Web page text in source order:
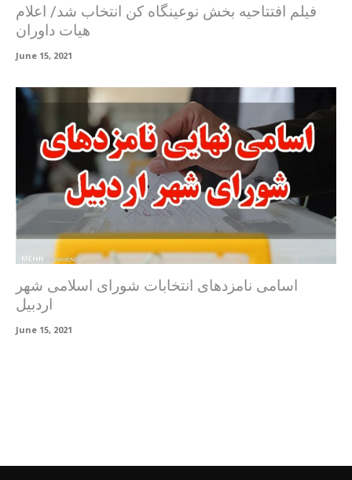
فیلم افتتاحیه بخش نوعینگاه کن انتخاب شد/ اعلام
هیات داوران
June 15, 2021
اسامی نامزدهای انتخابات شورای اسلامی شهر
اردبیل
June 15, 2021